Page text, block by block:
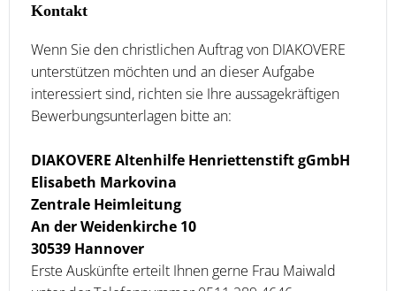
Kontakt
Wenn Sie den christlichen Auftrag von DIAKOVERE
unterstützen möchten und an dieser Aufgabe
interessiert sind, richten sie Ihre aussagekräftigen
Bewerbungsunterlagen bitte an:
DIAKOVERE Altenhilfe Henriettenstift gGmbH
Elisabeth Markovina
Zentrale Heimleitung
An der Weidenkirche 10
30539 Hannover
Erste Auskünfte erteilt Ihnen gerne Frau Maiwald